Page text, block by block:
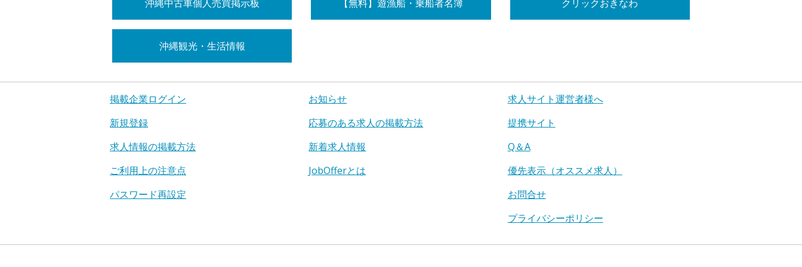
沖縄中古車個人売買掲示板 【無料】遊漁船・乗船者名簿 クリックおきなわ
沖縄観光・生活情報
掲載企業ログイン
新規登録
求人情報の掲載方法
ご利用上の注意点
パスワード再設定
お知らせ
応募のある求人の掲載方法
新着求人情報
JobOfferとは
求人サイト運営者様へ
提携サイト
Q＆A
優先表示（オススメ求人）
お問合せ
プライバシーポリシー